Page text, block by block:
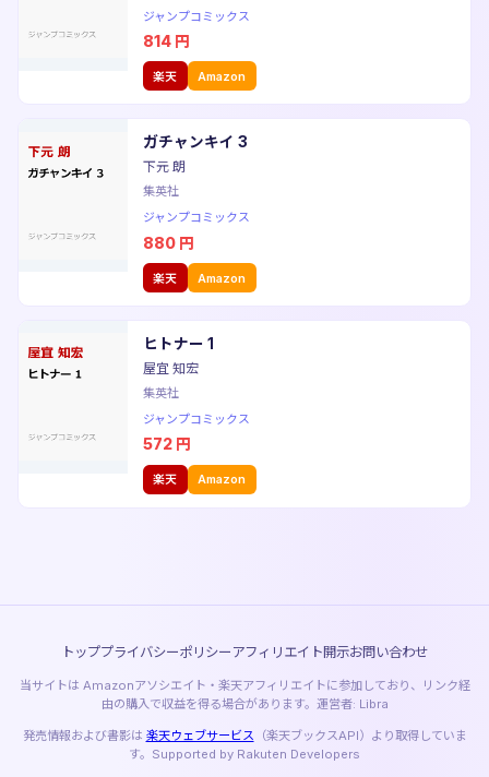
ジャンプコミックス
814 円
楽天 Amazon
ガチャンキイ 3
下元 朗
集英社
ジャンプコミックス
880 円
楽天 Amazon
ヒトナー 1
屋宜 知宏
集英社
ジャンプコミックス
572 円
楽天 Amazon
トッププライバシーポリシー アフィリエイト開示お問い合わせ
当サイトは Amazonアソシエイト・楽天アフィリエイトに参加しており、リンク経
由の購入で収益を得る場合があります。運営者: Libra
発売情報および書影は 楽天ウェブサービス （楽天ブックスAPI）より取得していま
す。Supported by Rakuten Developers